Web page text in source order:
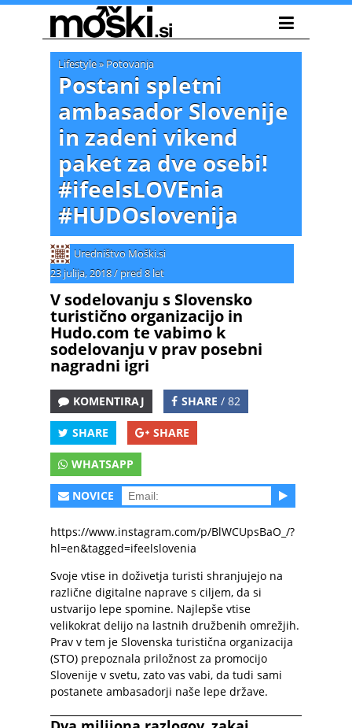
Lifestyle» Potovanja
Postani spletni
ambasador Slovenije
in zadeni vikend
paket za dve osebi!
#ifeelsLOVEnia
#HUDOslovenija
Uredništvo Moški.si
23 julija, 2018/ pred 8 let
V sodelovanju s Slovensko
turistično organizacijo in
Hudo.com te vabimo k
sodelovanju v prav posebni
nagradni igri
KOMENTIRAJ SHARE / 82
SHARE SHARE
WHATSAPP
NOVICE
https://www.instagram.com/p/BlWCUpsBaO_/?
hl=en&tagged=ifeelslovenia
Svoje vtise in doživetja turisti shranjujejo na
različne digitalne naprave s ciljem, da si
ustvarijo lepe spomine. Najlepše vtise
velikokrat delijo na lastnih družbenih omrežjih.
Prav v tem je Slovenska turistična organizacija
(STO) prepoznala priložnost za promocijo
Slovenije v svetu, zato vas vabi, da tudi sami
postanete ambasadorji naše lepe države.